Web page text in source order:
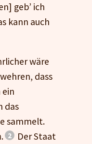
geb’ ich
kann auch
wäre
dass
ein
das
sammelt.
Der Staat